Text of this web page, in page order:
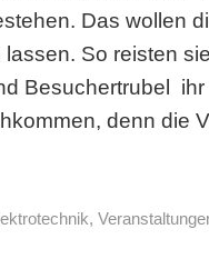
Das wollen
So reisten
Besuchertrubel
denn die
,